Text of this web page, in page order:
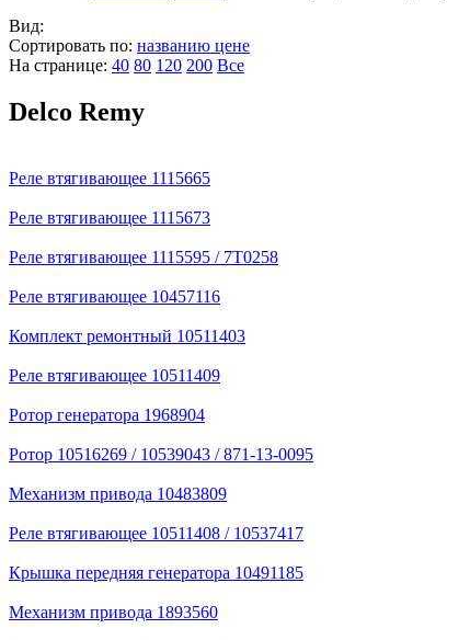
Вид:
Сортировать по: названию цене
На странице: 40 80 120 200 Все
Delco Remy
Реле втягивающее 1115665
Реле втягивающее 1115673
Реле втягивающее 1115595 / 7T0258
Реле втягивающее 10457116
Комплект ремонтный 10511403
Реле втягивающее 10511409
Ротор генератора 1968904
Ротор 10516269 / 10539043 / 871-13-0095
Механизм привода 10483809
Реле втягивающее 10511408 / 10537417
Крышка передняя генератора 10491185
Механизм привода 1893560